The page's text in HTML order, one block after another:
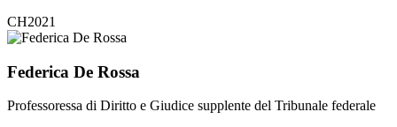
CH2021
Federica De Rossa
Professoressa di Diritto e Giudice supplente del Tribunale federale